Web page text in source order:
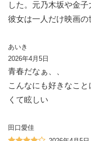
した。元乃木坂や金子
彼女は一人だけ映画の
あいき
2026年4月5日
青春だなぁ、、
こんなにも好きなこ
くて眩しい
田口愛佳